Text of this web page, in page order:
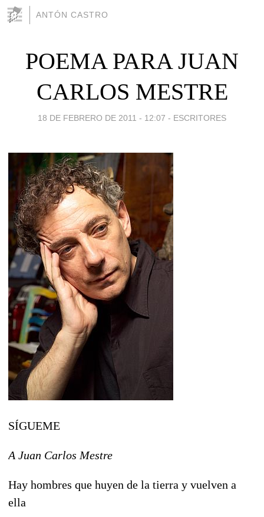
ANTÓN CASTRO
POEMA PARA JUAN
CARLOS MESTRE
18 DE FEBRERO DE 2011 - 12:07 - ESCRITORES
SÍGUEME
A Juan Carlos Mestre
Hay hombres que huyen de la tierra y vuelven a
ella